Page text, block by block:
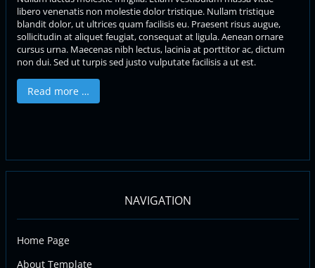
libero venenatis non molestie dolor tristique. Nullam tristique
blandit dolor, ut ultrices quam facilisis eu. Praesent risus augue,
sollicitudin at aliquet feugiat, consequat at ligula. Aenean ornare
cursus urna. Maecenas nibh lectus, lacinia at porttitor ac, dictum
non dui. Sed ut turpis sed justo vulputate facilisis a ut est.
Read more …
NAVIGATION
Home Page
About Template